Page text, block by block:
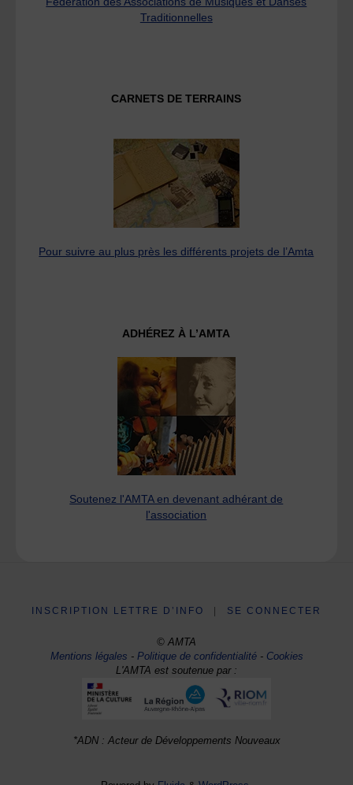
Traditionnelles
CARNETS DE TERRAINS
Pour suivre au plus près les différents projets de l’Amta
ADHÉREZ À L’AMTA
Soutenez l'AMTA en devenant adhérant de
l'association
INSCRIPTION LETTRE D’INFO SE CONNECTER
© AMTA
Mentions légales -Politique de confidentialité- Cookies
L'AMTA est soutenue par :
*ADN : Acteur de Développements Nouveaux